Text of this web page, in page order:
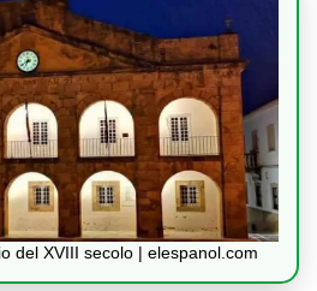
del XVIII secolo | elespanol.com